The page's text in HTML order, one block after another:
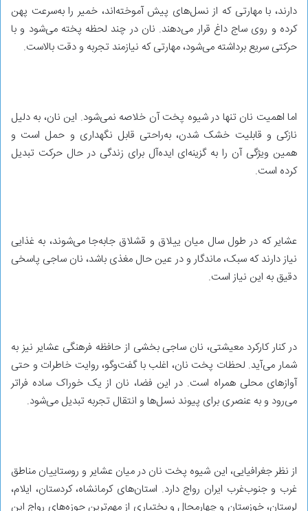
دارند، با مهارتی که از نسل‌های پیش آموخته‌اند، خمیر را به‌سرعت پهن
کرده و روی ساج داغ قرار می‌دهند. نان در چند لحظه پخته می‌شود و با
حرکتی سریع برداشته می‌شود، مهارتی که نیازمند تجربه و دقت بالاست.
اما اهمیت نان تنها در شیوه پخت آن خلاصه نمی‌شود. این نان، به‌ دلیل
نازکی و قابلیت خشک شدن، به‌راحتی قابل نگهداری و حمل است و
همین ویژگی آن را به گزینه‌ای ایده‌آل برای زندگی در حال حرکت تبدیل
کرده است.
عشایر که در طول سال میان ییلاق و قشلاق جابه‌جا می‌شوند، به غذایی
نیاز دارند که سبک، ماندگار و در عین حال مغذی باشد، نان ساجی پاسخی
دقیق به این نیاز است.
در کنار کارکرد معیشتی، نان ساجی بخشی از حافظه فرهنگی عشایر نیز به
شمار می‌آید. لحظات پخت نان، اغلب با گفت‌وگو، روایت خاطرات و حتی
آوازهای محلی همراه است. در این فضا، نان از یک خوراک ساده فراتر
می‌رود و به عنصری برای پیوند نسل‌ها و انتقال تجربه تبدیل می‌شود.
از نظر جغرافیایی، این شیوه پخت نان در میان عشایر و روستاییان مناطق
غرب و جنوب‌غرب ایران رواج دارد. استان‌های کرمانشاه، کردستان، ایلام،
لرستان، خوزستان و چهارمحال و بختیاری از مهم‌ترین حوزه‌های رواج این